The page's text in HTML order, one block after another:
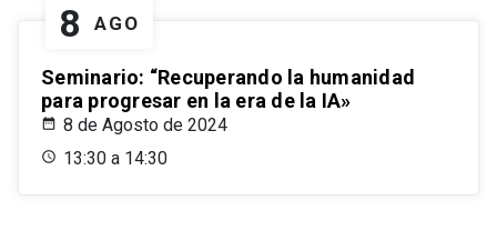
8 AGO
Seminario: “Recuperando la humanidad
para progresar en la era de la IA»
8 de Agosto de 2024
13:30 a 14:30